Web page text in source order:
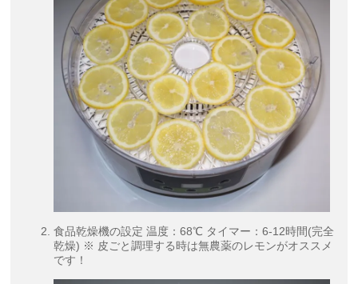
食品乾燥機の設定 温度：68℃ タイマー：6-12時間(完全
乾燥) ※ 皮ごと調理する時は無農薬のレモンがオススメ
です！